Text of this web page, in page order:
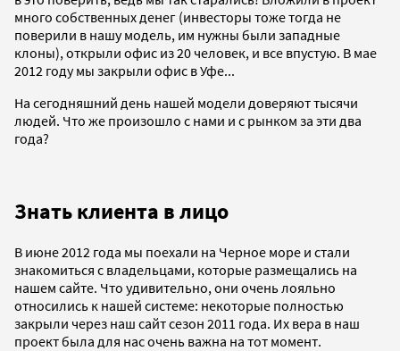
много собственных денег (инвесторы тоже тогда не
поверили в нашу модель, им нужны были западные
клоны), открыли офис из 20 человек, и все впустую. В мае
2012 году мы закрыли офис в Уфе...
На сегодняшний день нашей модели доверяют тысячи
людей. Что же произошло с нами и с рынком за эти два
года?
Знать клиента в лицо
В июне 2012 года мы поехали на Черное море и стали
знакомиться с владельцами, которые размещались на
нашем сайте. Что удивительно, они очень лояльно
относились к нашей системе: некоторые полностью
закрыли через наш сайт сезон 2011 года. Их вера в наш
проект была для нас очень важна на тот момент.